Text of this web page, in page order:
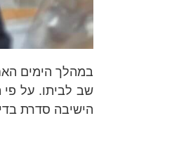
במהלך הימים
שב לביתו. על פי
הישיבה סדרת